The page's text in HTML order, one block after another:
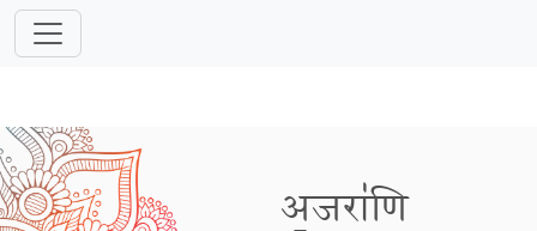
अ॒जरा॑णि